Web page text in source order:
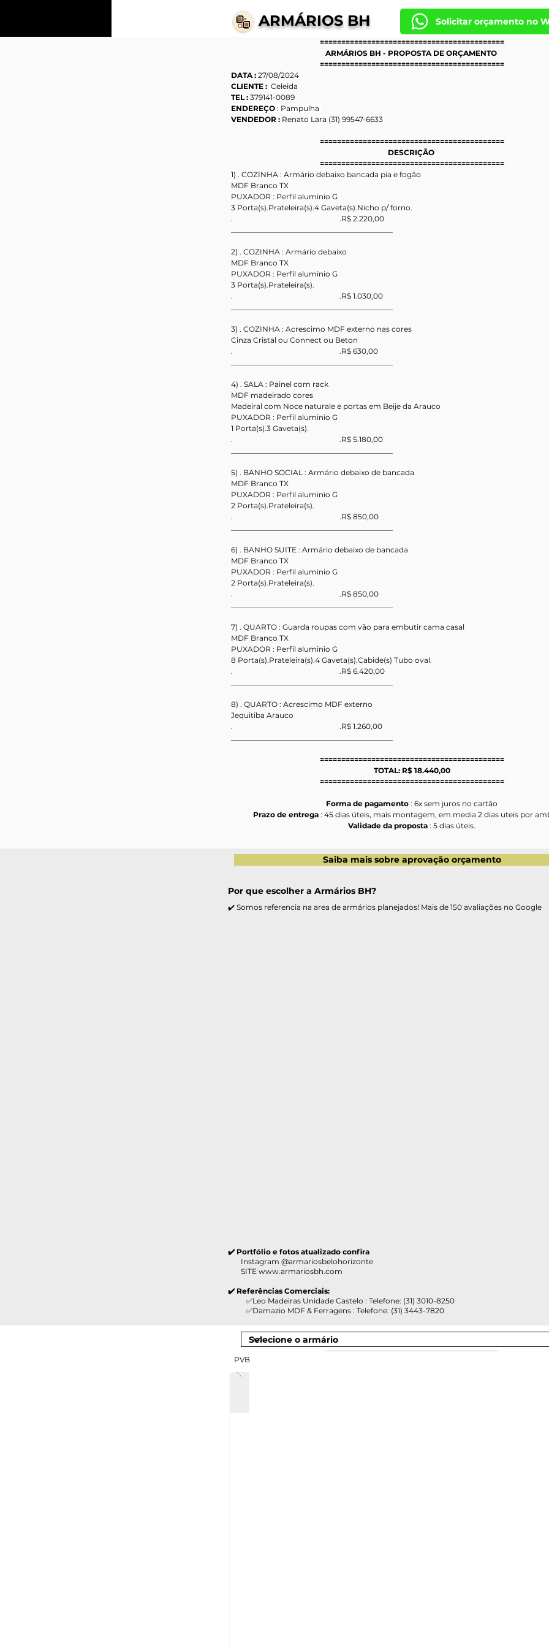
ARMÁRIOS BH Solicitar orçamento no
===========================================
ARMÁRIOS BH - PROPOSTA DE ORÇAMENTO
===========================================
DATA : 27/08/2024
CLIENTE : Celeida
TEL : 379141-0089
ENDEREÇO : Pampulha
VENDEDOR : Renato Lara (31) 99547-6633
===========================================
DESCRIÇÃO
===========================================
1) . COZINHA : Armário debaixo bancada pia e fogão
MDF Branco TX
PUXADOR : Perfil aluminio G
3 Porta(s).Prateleira(s).4 Gaveta(s).Nicho p/ forno.
.                                                          .R$ 2.220,00
2) . COZINHA : Armário debaixo
MDF Branco TX
PUXADOR : Perfil aluminio G
3 Porta(s).Prateleira(s).
.                                                          .R$ 1.030,00
3) . COZINHA : Acrescimo MDF externo nas cores
Cinza Cristal ou Connect ou Beton
.                                                          .R$ 630,00
4) . SALA : Painel com rack
MDF madeirado cores
Madeiral com Noce naturale e portas em Beije da Arauco
PUXADOR : Perfil aluminio G
1 Porta(s).3 Gaveta(s).
.                                                          .R$ 5.180,00
5) . BANHO SOCIAL : Armário debaixo de bancada
MDF Branco TX
PUXADOR : Perfil aluminio G
2 Porta(s).Prateleira(s).
.                                                          .R$ 850,00
6) . BANHO SUITE : Armário debaixo de bancada
MDF Branco TX
PUXADOR : Perfil aluminio G
2 Porta(s).Prateleira(s).
.                                                          .R$ 850,00
7) . QUARTO : Guarda roupas com vão para embutir cama casal
MDF Branco TX
PUXADOR : Perfil aluminio G
8 Porta(s).Prateleira(s).4 Gaveta(s).Cabide(s) Tubo oval.
.                                                          .R$ 6.420,00
8) . QUARTO : Acrescimo MDF externo
Jequitiba Arauco
.                                                          .R$ 1.260,00
===========================================
TOTAL: R$ 18.440,00
===========================================
Forma de pagamento : 6x sem juros no cartão
Prazo de entrega : 45 dias úteis, mais montagem, em media 2 dias uteis por
Validade da proposta : 5 dias úteis.
Saiba mais sobre aprovação orçamento
Por que escolher a Armários BH?
✔️ Somos referencia na area de armários planejados! Mais de 150 avaliações no Google
✔️ Portfólio e fotos atualizado confira
Instagram @armariosbelohorizonte
SITE www.armariosbh.com
✔️ Referências Comerciais:
✅Leo Madeiras Unidade Castelo : Telefone: (31) 3010-8250
✅Damazio MDF & Ferragens : Telefone: (31) 3443-7820
PVB